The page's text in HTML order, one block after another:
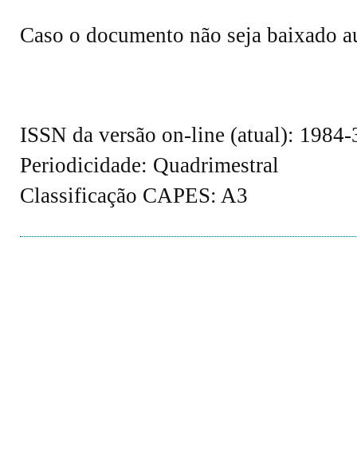
Caso o documento não seja baixado
ISSN da versão on-line (atual): 1984-
Periodicidade: Quadrimestral
Classificação CAPES: A3